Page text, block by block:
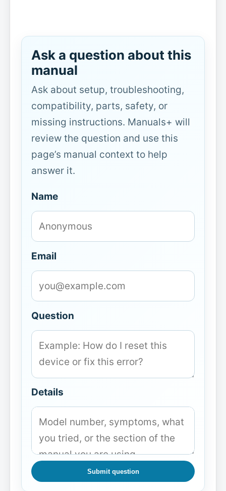
Ask a question about this
manual
Ask about setup, troubleshooting,
compatibility, parts, safety, or
missing instructions. Manuals+ will
review the question and use this
page’s manual context to help
answer it.
Name
Email
Question
Details
Submit question